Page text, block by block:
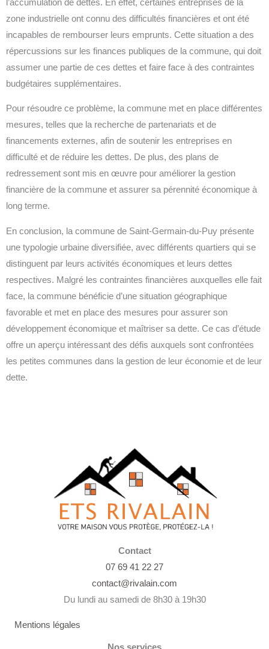
l’accumulation de dettes. En effet, certaines entreprises de la
zone industrielle ont connu des difficultés financières et ont été
incapables de rembourser leurs emprunts. Cette situation a des
répercussions sur les finances publiques de la commune, qui doit
assumer une partie de ces dettes et faire face à des contraintes
budgétaires supplémentaires.
Pour résoudre ce problème, la commune met en place différentes
mesures, telles que la recherche de partenariats et de
financements externes, afin de soutenir les entreprises en
difficulté et de réduire les dettes. De plus, des plans de
redressement sont mis en œuvre pour améliorer la gestion
financière de la commune et assurer sa pérennité économique à
long terme.
En conclusion, la commune de Saint-Germain-du-Puy présente
une typologie urbaine diversifiée, avec différents quartiers qui se
distinguent par leurs activités économiques et leurs dettes
respectives. Malgré les contraintes financières auxquelles elle fait
face, la commune bénéficie d’une situation géographique
favorable et met en place des mesures pour assurer son
développement économique et maîtriser sa dette. Ce cas d’étude
offre un aperçu intéressant des défis auxquels sont confrontées
les petites communes dans la gestion de leur économie et de leur
dette.
Contact
07 69 41 22 27
contact@rivalain.com
Du lundi au samedi de 8h30 à 19h30
Mentions légales
Nos services